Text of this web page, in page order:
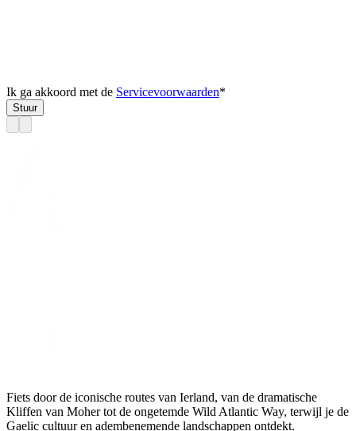
Ik ga akkoord met de Servicevoorwaarden*
Stuur
Fiets door de iconische routes van Ierland, van de dramatische
Kliffen van Moher tot de ongetemde Wild Atlantic Way, terwijl je de
Gaelic cultuur en adembenemende landschappen ontdekt.